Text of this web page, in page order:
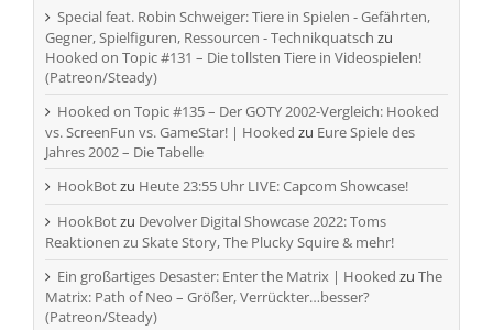
Special feat. Robin Schweiger: Tiere in Spielen - Gefährten,
Gegner, Spielfiguren, Ressourcen - Technikquatsch zu
Hooked on Topic #131 – Die tollsten Tiere in Videospielen!
(Patreon/Steady)
Hooked on Topic #135 – Der GOTY 2002-Vergleich: Hooked
vs. ScreenFun vs. GameStar! | Hooked zu Eure Spiele des
Jahres 2002 – Die Tabelle
HookBotzu Heute 23:55 Uhr LIVE: Capcom Showcase!
HookBotzu Devolver Digital Showcase 2022: Toms
Reaktionen zu Skate Story, The Plucky Squire & mehr!
Ein großartiges Desaster: Enter the Matrix | Hooked zu The
Matrix: Path of Neo – Größer, Verrückter…besser?
(Patreon/Steady)